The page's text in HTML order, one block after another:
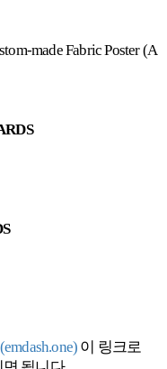
made Fabric Poster (A
이 링크로